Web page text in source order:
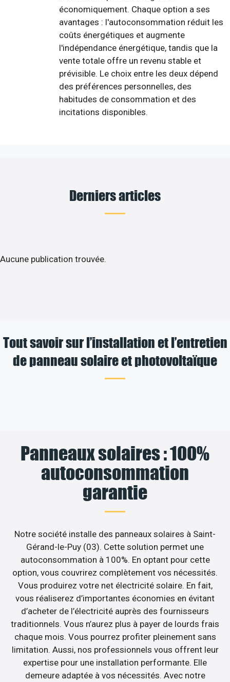
économiquement. Chaque option a ses
avantages : l'autoconsommation réduit les
coûts énergétiques et augmente
l'indépendance énergétique, tandis que la
vente totale offre un revenu stable et
prévisible. Le choix entre les deux dépend
des préférences personnelles, des
habitudes de consommation et des
incitations disponibles.
Derniers articles
Aucune publication trouvée.
Tout savoir sur l’installation et l’entretien
de panneau solaire et photovoltaïque
Panneaux solaires : 100%
autoconsommation
garantie
Notre société installe des panneaux solaires à Saint-
Gérand-le-Puy (03). Cette solution permet une
autoconsommation à 100%. En optant pour cette
option, vous couvrirez complètement vos nécessités.
Vous produirez votre net électricité solaire. En fait,
vous réaliserez d’importantes économies en évitant
d’acheter de l’électricité auprès des fournisseurs
traditionnels. Vous n’aurez plus à payer de lourds frais
chaque mois. Vous pourrez profiter pleinement sans
limitation. Aussi, nos professionnels vous offrent leur
expertise pour une installation performante. Elle
demeure adaptée à vos nécessités. Avec notre